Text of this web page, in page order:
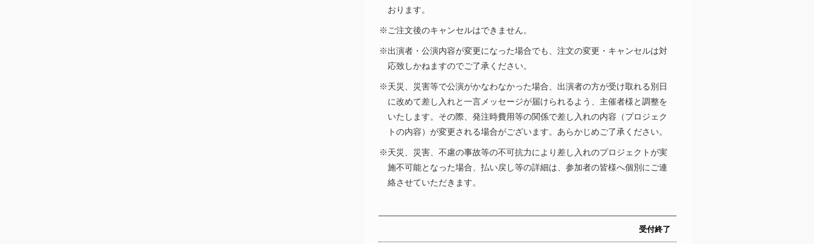
おります。
※ご注文後のキャンセルはできません。
※出演者・公演内容が変更になった場合でも、注文の変更・キャンセルは対
応致しかねますのでご了承ください。
※天災、災害等で公演がかなわなかった場合、出演者の方が受け取れる別日
に改めて差し入れと一言メッセージが届けられるよう、主催者様と調整を
いたします。その際、発注時費用等の関係で差し入れの内容（プロジェク
トの内容）が変更される場合がございます。あらかじめご了承ください。
※天災、災害、不慮の事故等の不可抗力により差し入れのプロジェクトが実
施不可能となった場合、払い戻し等の詳細は、参加者の皆様へ個別にご連
絡させていただきます。
受付終了